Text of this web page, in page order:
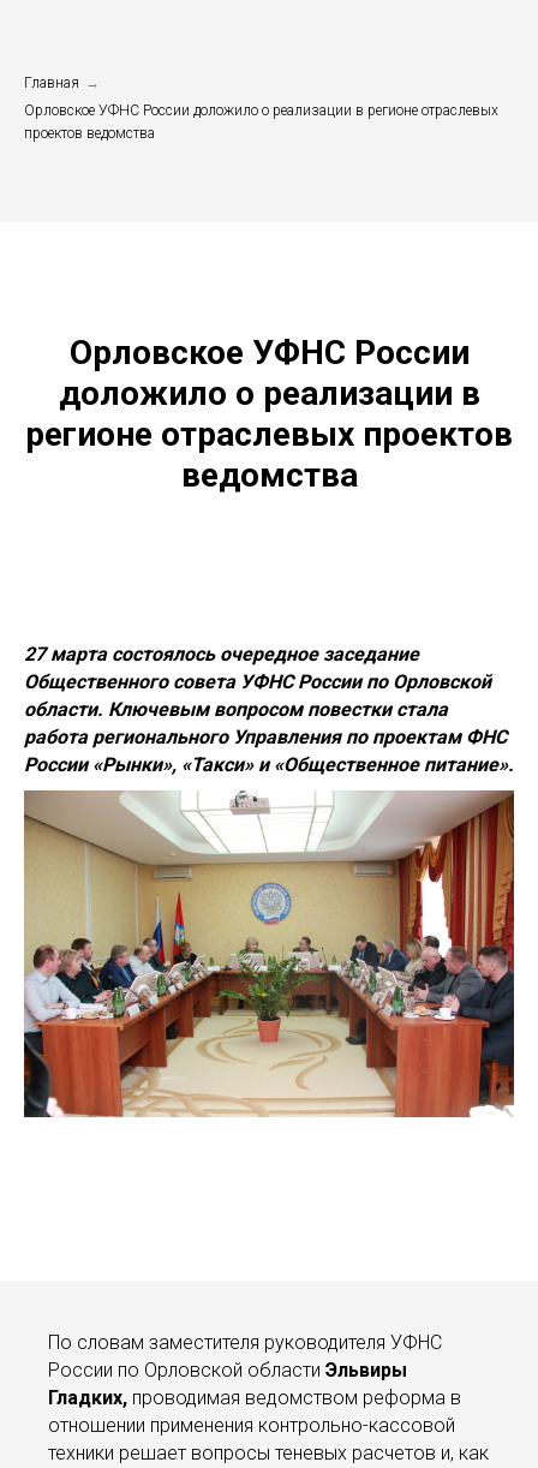
Главная →
Орловское УФНС России доложило о реализации в регионе отраслевых
проектов ведомства
Орловское УФНС России
доложило о реализации в
регионе отраслевых проектов
ведомства
27 марта состоялось очередное заседание
Общественного совета УФНС России по Орловской
области. Ключевым вопросом повестки стала
работа регионального Управления по проектам ФНС
России «Рынки», «Такси» и «Общественное питание».
По словам заместителя руководителя УФНС
России по Орловской области Эльвиры
Гладких, проводимая ведомством реформа в
отношении применения контрольно-кассовой
техники решает вопросы теневых расчетов и, как